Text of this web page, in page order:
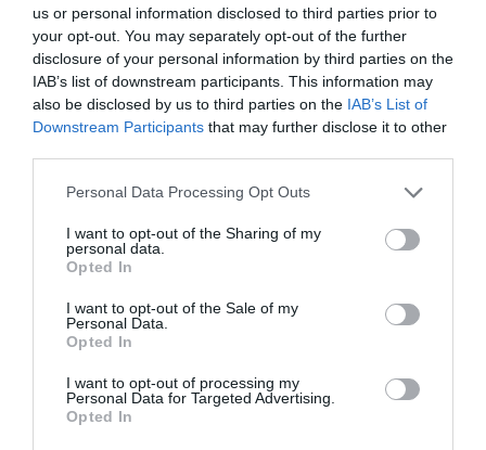
us or personal information disclosed to third parties prior to
your opt-out. You may separately opt-out of the further
disclosure of your personal information by third parties on the
IAB’s list of downstream participants. This information may
also be disclosed by us to third parties on the IAB’s List of
Downstream Participants that may further disclose it to other
Please note that this website/app uses one or more Google
not limited to your visit or usage behaviour. You may click to
grant or deny consent to Google and its third-party tags to
use your data for below specified purposes in below Google
consent section.
Personal Data Processing Opt Outs
I want to opt-out of the Sharing of my
personal data.
Opted In
I want to opt-out of the Sale of my
Personal Data.
Opted In
I want to opt-out of processing my
Personal Data for Targeted Advertising.
Opted In
Doodeez/Shutterstock
Van valami varázslatos abban, amikor egy történet
egyszerre szól a barátságról, bátorságról és a felnőtté
válásról – és mindezt egy olyan világban, ahol a
a mindennapok része. A világhírű Harry Potter-
könyvsorozat első kötete a varázsvilágot és a kis túlélő,
Harry Potter első évét mutatja be a Roxfortban. A